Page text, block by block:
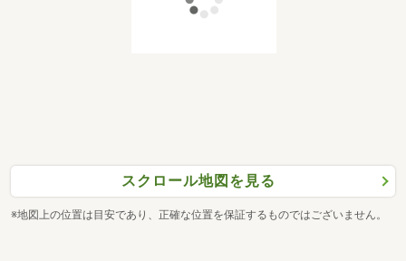
スクロール地図を見る
※地図上の位置は目安であり、正確な位置を保証するものではございません。